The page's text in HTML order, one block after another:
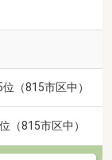
（815市区中）
（815市区中）